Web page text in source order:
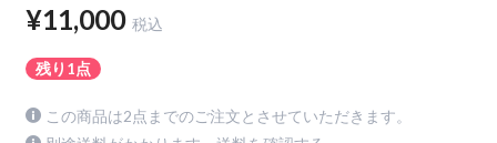
¥11,000 税込
残り1点
この商品は2点までのご注文とさせていただきます。